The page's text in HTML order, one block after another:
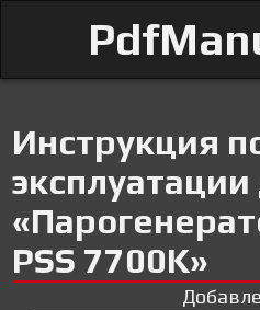
Инструкция
эксплуатации
PSS 7700K»